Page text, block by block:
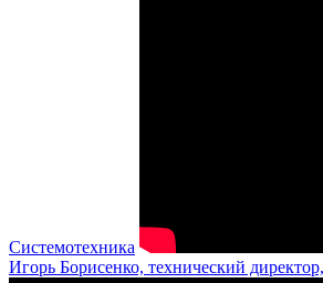
Системотехника
Игорь Борисенко, технический